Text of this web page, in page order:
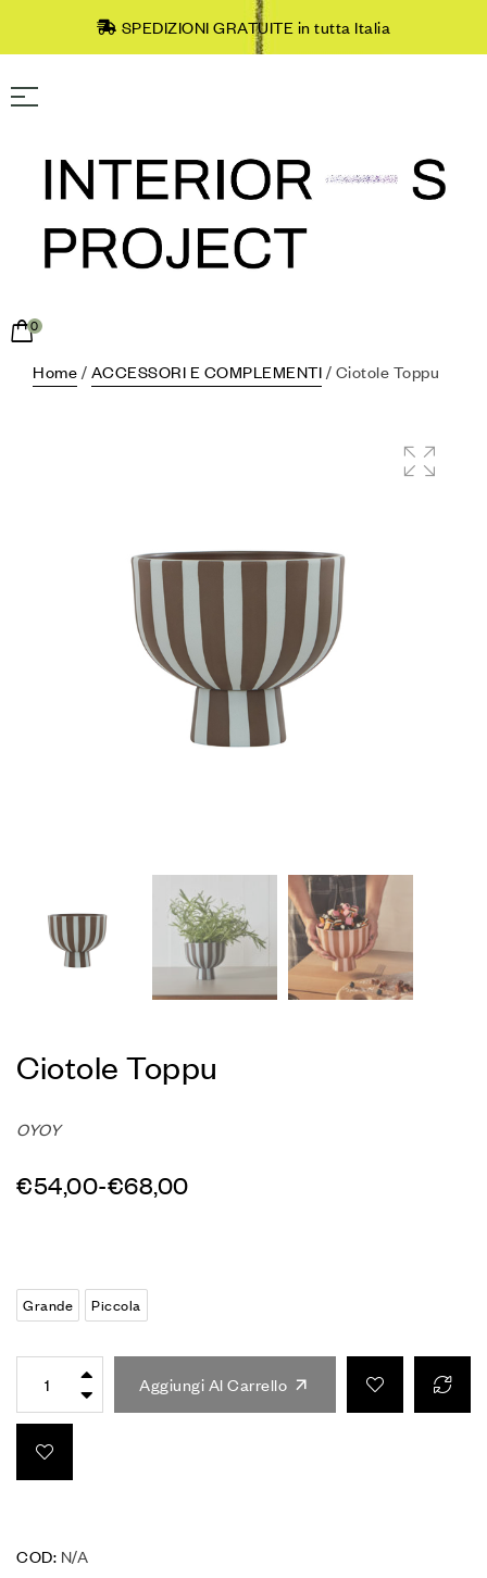
SPEDIZIONI GRATUITE in tutta Italia
0
Home / ACCESSORI E COMPLEMENTI / Ciotole Toppu
Ciotole Toppu
OYOY
€54,00-€68,00
Grande Piccola
Aggiungi Al Carrello
COD: N/A